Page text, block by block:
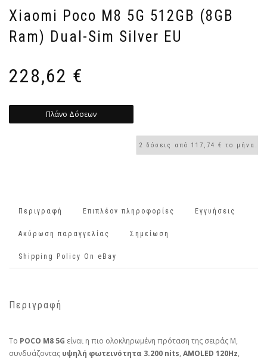
Xiaomi Poco M8 5G 512GB (8GB
Ram) Dual-Sim Silver EU
228,62 €
Πλάνο Δόσεων
Περιγραφή Επιπλέον πληροφορίες Εγγυήσεις
Ακύρωση παραγγελίας Σημείωση
Shipping Policy On eBay
Περιγραφή
Το POCO M8 5G είναι η πιο ολοκληρωμένη πρόταση της σειράς M,
συνδυάζοντας υψηλή φωτεινότητα 3.200 nits, AMOLED 120Hz,